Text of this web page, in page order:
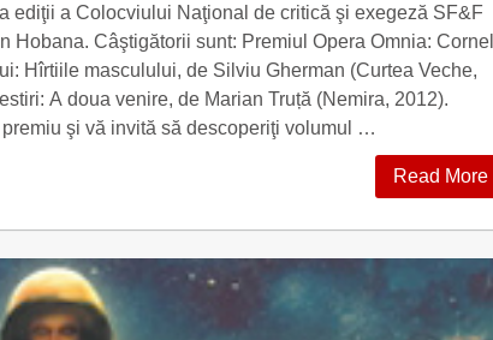
ediţii a Colocviului Naţional de critică şi exegeză SF&F
Hobana. Câştigătorii sunt: Premiul Opera Omnia: Cornel
Hîrtiile masculului, de Silviu Gherman (Curtea Veche,
A doua venire, de Marian Truță (Nemira, 2012).
şi vă invită să descoperiţi volumul …
Read More